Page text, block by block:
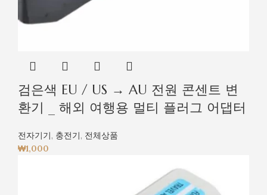
검은색 EU / US → AU 전원 콘센트 변
환기 _ 해외 여행용 멀티 플러그 어댑터
전자기기, 충전기, 전체상품
₩1,000